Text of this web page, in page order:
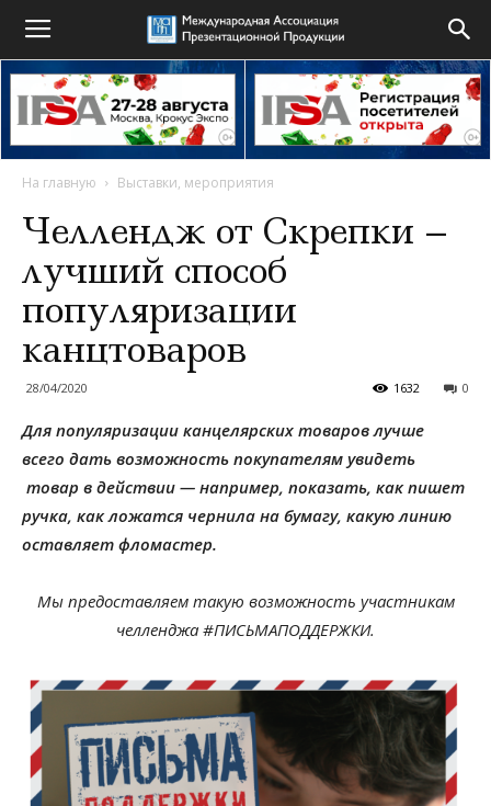
На главную Выставки, мероприятия
Челлендж от Скрепки –
лучший способ
популяризации
канцтоваров
28/04/2020 0
1632
Для популяризации канцелярских товаров лучше
всего дать возможность покупателям увидеть
товар в действии — например, показать, как пишет
ручка, как ложатся чернила на бумагу, какую линию
оставляет фломастер.
Мы предоставляем такую возможность участникам
челленджа #ПИСЬМАПОДДЕРЖКИ.